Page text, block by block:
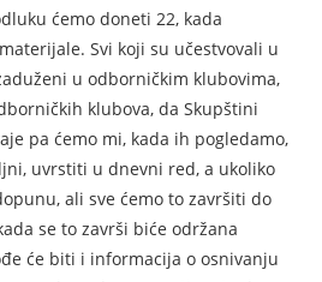
ćemo doneti 22, kada
Svi koji su učestvovali u
u odborničkim klubovima,
klubova, da Skupštini
pa ćemo mi, kada ih pogledamo,
uvrstiti u dnevni red, a ukoliko
ali sve ćemo to završiti do
se to završi biće održana
će biti i informacija o osnivanju